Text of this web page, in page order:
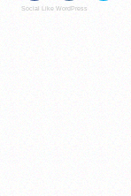
Social Like WordPress